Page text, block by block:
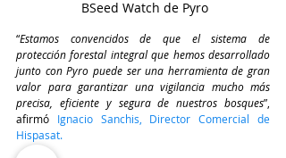
BSeed Watch de Pyro
“Estamos convencidos de que el sistema de
protección forestal integral que hemos desarrollado
junto con Pyro puede ser una herramienta de gran
valor para garantizar una vigilancia mucho más
precisa, eficiente y segura de nuestros bosques”,
afirmó Ignacio Sanchis, Director Comercial de
Hispasat.